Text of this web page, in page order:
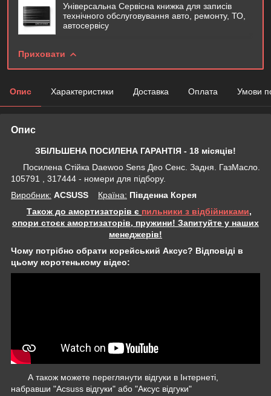
Універсальна Сервісна книжка для записів
технічного обслуговування авто, ремонту, ТО,
автосервісу
Приховати
Опис Характеристики Доставка Оплата Умови
Опис
ЗБІЛЬШЕНА ПОСИЛЕНА ГАРАНТІЯ - 18 місяців!
Посилена Стійка Daewoo Sens Део Сенс. Задня. ГазМасло.
105791 , 317444 - номери для підбору.
Виробник: ACSUSS Крaїна: Південна Корея
Також до амортизаторів є пильники з відбійниками,
опори стоєк амортизаторів, пружини! Запитуйте у наших
менеджерів!
Чому потрібно обрати корейський Аксус? Відповіді в
цьому коротенькому відео:
А також можете переглянути відгуки в Інтернеті,
набравши "Acsuss відгуки" або "Аксус відгуки"